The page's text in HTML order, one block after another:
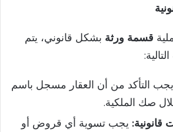
قسمة ورثة بشكل قانوني، يتم
يجب التأكد من أن العقار مسجل باسم
صك الملكية.
قانونية: يجب تسوية أي قروض أو